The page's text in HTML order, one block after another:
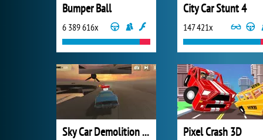
Bumper Ball
6 389 616x
City Car Stunt 4
147 421x
Sky Car Demolition 2019 Pixel Crash 3D